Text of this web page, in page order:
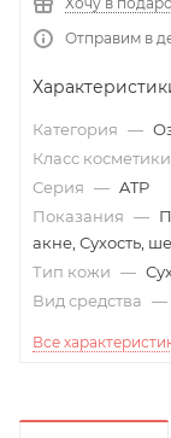
Отправим в
Категория —
Класс косметики
Серия — ATP
Показания —
акне, Сухость,
Тип кожи —
Вид средства —
Все